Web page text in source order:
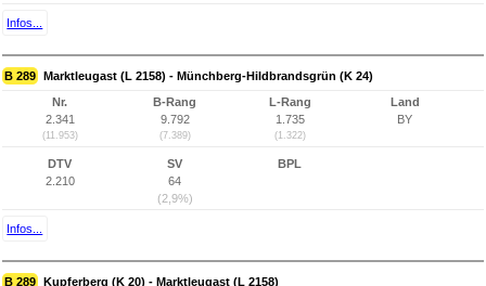
Infos...
B 289 Marktleugast (L 2158) - Münchberg-Hildbrandsgrün (K 24)
Nr.
2.341
(11.953)
B-Rang
9.792
(7.389)
L-Rang
1.735
(1.322)
Land
BY
DTV
2.210
SV
64
(2,9%)
BPL
Infos...
B 289 Kupferberg (K 20) - Marktleugast (L 2158)